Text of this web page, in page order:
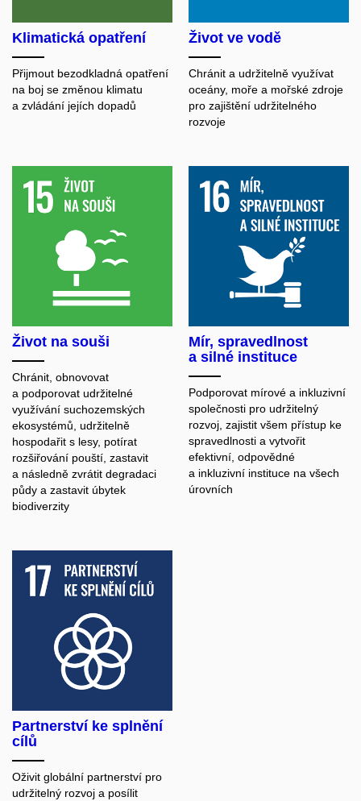
Klimatická opatření
Přijmout bezodkladná opatření
na boj se změnou klimatu
a zvládání jejích dopadů
Život ve vodě
Chránit a udržitelně využívat
oceány, moře a mořské zdroje
pro zajištění udržitelného
rozvoje
Život na souši
Chránit, obnovovat
a podporovat udržitelné
využívání suchozemských
ekosystémů, udržitelně
hospodařit s lesy, potírat
rozšiřování pouští, zastavit
a následně zvrátit degradaci
půdy a zastavit úbytek
biodiverzity
Mír, spravedlnost
a silné instituce
Podporovat mírové a inkluzivní
společnosti pro udržitelný
rozvoj, zajistit všem přístup ke
spravedlnosti a vytvořit
efektivní, odpovědné
a inkluzivní instituce na všech
úrovních
Partnerství ke splnění
cílů
Oživit globální partnerství pro
udržitelný rozvoj a posílit